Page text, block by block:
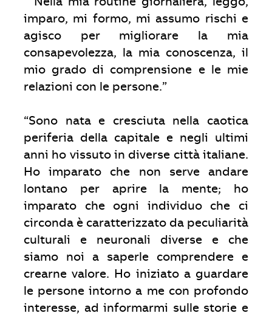
“Nella mia routine giornaliera, leggo,
imparo, mi formo, mi assumo rischi e
agisco per migliorare la mia
consapevolezza, la mia conoscenza, il
mio grado di comprensione e le mie
relazioni con le persone.”
“Sono nata e cresciuta nella caotica
periferia della capitale e negli ultimi
anni ho vissuto in diverse città italiane.
Ho imparato che non serve andare
lontano per aprire la mente; ho
imparato che ogni individuo che ci
circonda è caratterizzato da peculiarità
culturali e neuronali diverse e che
siamo noi a saperle comprendere e
crearne valore. Ho iniziato a guardare
le persone intorno a me con profondo
interesse, ad informarmi sulle storie e